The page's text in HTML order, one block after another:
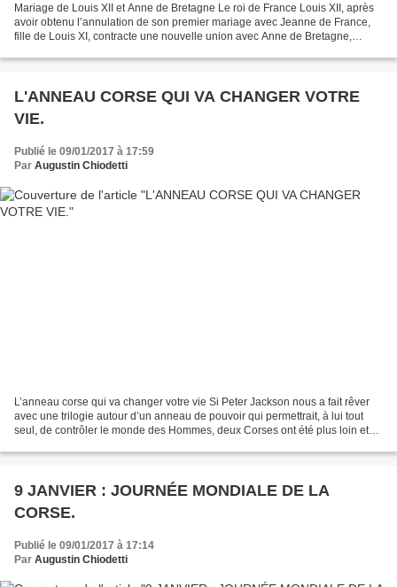
Mariage de Louis XII et Anne de Bretagne Le roi de France Louis XII, après
avoir obtenu l’annulation de son premier mariage avec Jeanne de France,
fille de Louis XI, contracte une nouvelle union avec Anne de Bretagne,
L'ANNEAU CORSE QUI VA CHANGER VOTRE
VIE.
Publié le 09/01/2017 à 17:59
Par Augustin Chiodetti
L’anneau corse qui va changer votre vie Si Peter Jackson nous a fait rêver
avec une trilogie autour d’un anneau de pouvoir qui permettrait, à lui tout
seul, de contrôler le monde des Hommes, deux Corses ont été plus loin et
9 JANVIER : JOURNÉE MONDIALE DE LA
CORSE.
Publié le 09/01/2017 à 17:14
Par Augustin Chiodetti